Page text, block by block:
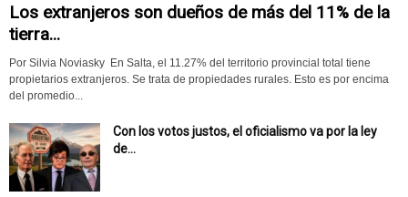
Los extranjeros son dueños de más del 11% de la
tierra...
Por Silvia Noviasky En Salta, el 11.27% del territorio provincial total tiene
propietarios extranjeros. Se trata de propiedades rurales. Esto es por encima
del promedio...
Con los votos justos, el oficialismo va por la ley
de...